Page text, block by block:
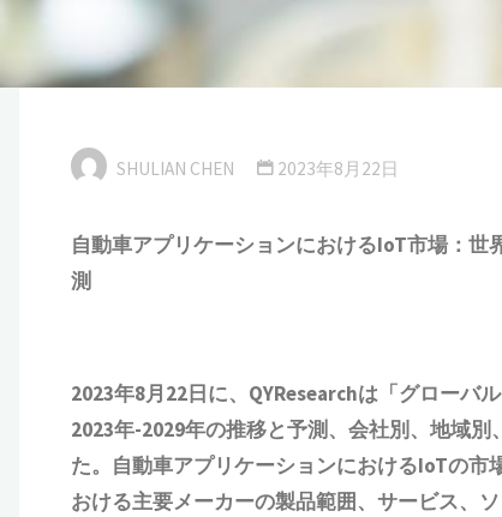
SHULIAN CHEN 2023年8月22日
自動車アプリケーションにおけるIoT市場：
測
2023年8月22日に、QYResearchは「グローバ
2023年-2029年の推移と予測、会社別、地域
た。自動車アプリケーションにおけるIoTの市
おける主要メーカーの製品範囲、 サービス、